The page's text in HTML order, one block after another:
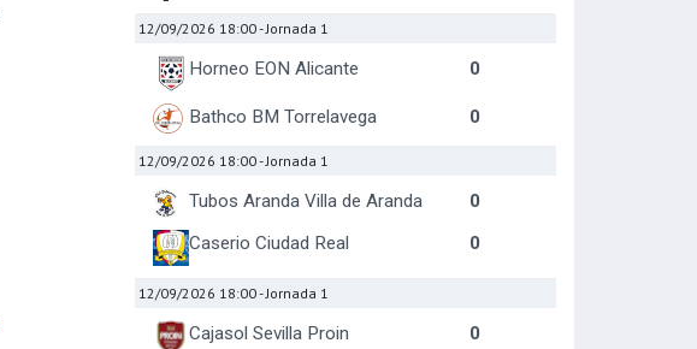
12/09/2026 18:00- Jornada 1
Horneo EON Alicante 0
Bathco BM Torrelavega 0
12/09/2026 18:00- Jornada 1
Tubos Aranda Villa de Aranda
0
Caserio Ciudad Real
0
12/09/2026 18:00- Jornada 1
Cajasol Sevilla Proin 0